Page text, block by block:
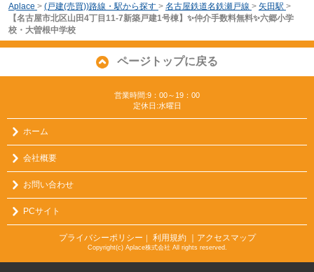
Aplace > (戸建(売買))路線・駅から探す > 名古屋鉄道名鉄瀬戸線 > 矢田駅 >
【名古屋市北区山田4丁目11-7新築戸建1号棟】✨️仲介手数料無料✨️六郷小学
校・大曽根中学校
ページトップに戻る
営業時間:9：00～19：00
定休日:水曜日
ホーム
会社概要
お問い合わせ
PCサイト
プライバシーポリシー ｜ 利用規約 ｜アクセスマップ
Copyright(c) Aplace株式会社 All rights reserved.